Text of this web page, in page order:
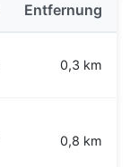
Entfernung
0,3 km
0,8 km